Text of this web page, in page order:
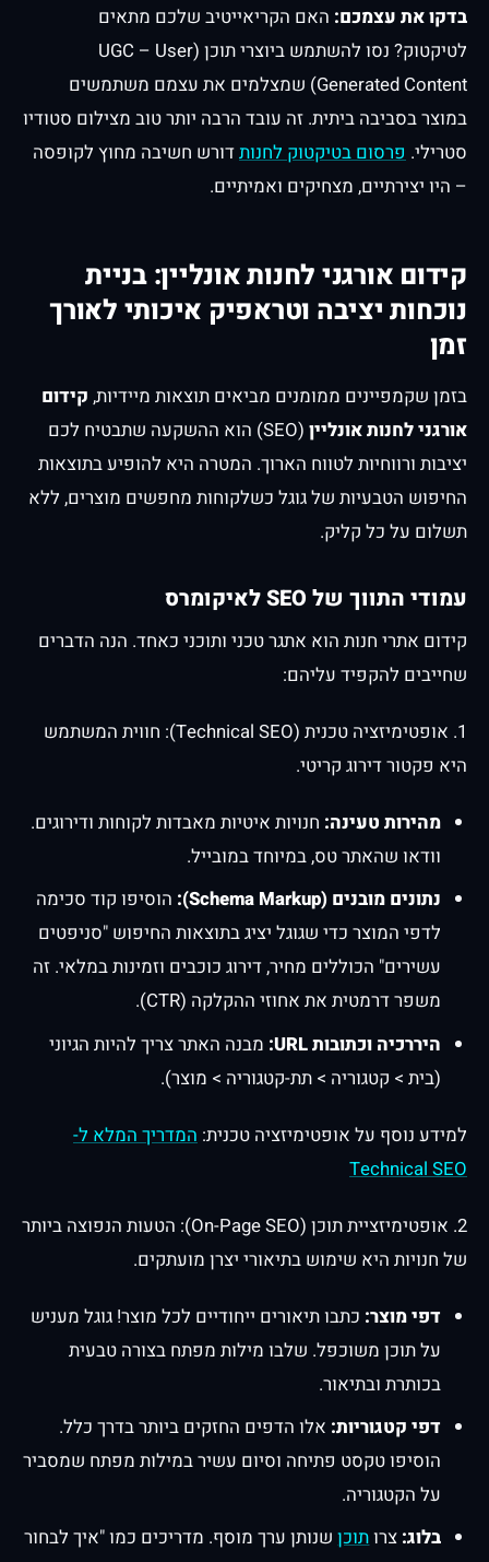
בדקו את עצמכם: האם הקריאייטיב שלכם מתאים
לטיקטוק? נסו להשתמש ביוצרי תוכן (UGC – User
Generated Content) שמצלמים את עצמם משתמשים
במוצר בסביבה ביתית. זה עובד הרבה יותר טוב מצילום סטודיו
סטרילי. פרסום בטיקטוק לחנותדורש חשיבה מחוץ לקופסה
– היו יצירתיים, מצחיקים ואמיתיים.
קידום אורגני לחנות אונליין: בניית
נוכחות יציבה וטראפיק איכותי לאורך
זמן
בזמן שקמפיינים ממומנים מביאים תוצאות מיידיות, קידום
אורגני לחנות אונליין
(SEO) הוא ההשקעה שתבטיח לכם
יציבות ורווחיות לטווח הארוך. המטרה היא להופיע בתוצאות
החיפוש הטבעיות של גוגל כשלקוחות מחפשים מוצרים, ללא
תשלום על כל קליק.
עמודי התווך של SEO לאיקומרס
קידום אתרי חנות הוא אתגר טכני ותוכני כאחד. הנה הדברים
שחייבים להקפיד עליהם:
1. אופטימיזציה טכנית (Technical SEO): חווית המשתמש
היא פקטור דירוג קריטי.
מהירות טעינה: חנויות איטיות מאבדות לקוחות ודירוגים.
וודאו שהאתר טס, במיוחד במובייל.
נתונים מובנים (Schema Markup):
הוסיפו קוד סכימה
לדפי המוצר כדי שגוגל יציג בתוצאות החיפוש "סניפטים
עשירים" הכוללים מחיר, דירוג כוכבים וזמינות במלאי. זה
משפר דרמטית את אחוזי ההקלקה (CTR).
היררכיה וכתובות URL:
מבנה האתר צריך להיות הגיוני
(בית > קטגוריה > תת-קטגוריה > מוצר).
למידע נוסף על אופטימיזציה טכנית: המדריך המלא ל-
Technical SEO
2. אופטימיזציית תוכן (On-Page SEO): הטעות הנפוצה ביותר
של חנויות היא שימוש בתיאורי יצרן מועתקים.
דפי מוצר: כתבו תיאורים ייחודיים לכל מוצר! גוגל מעניש
על תוכן משוכפל. שלבו מילות מפתח בצורה טבעית
בכותרת ובתיאור.
דפי קטגוריות: אלו הדפים החזקים ביותר בדרך כלל.
הוסיפו טקסט פתיחה וסיום עשיר במילות מפתח שמסביר
על הקטגוריה.
בלוג: צרותוכןשנותן ערך מוסף. מדריכים כמו "איך לבחור